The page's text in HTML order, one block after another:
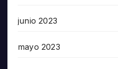
junio 2023
mayo 2023